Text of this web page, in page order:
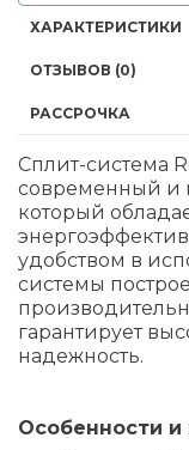
ХАРАКТЕРИСТИКИ
ОТЗЫВОВ (0)
РАССРОЧКА
Сплит-система
современный
который
удобством в
системы
гарантирует
надежность.
Особенности